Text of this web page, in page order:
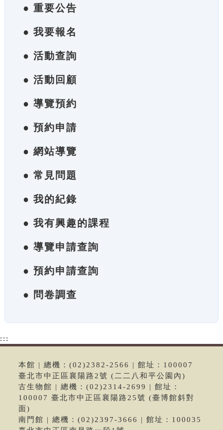
● 重要公告
● 我要報名
● 活動查詢
● 活動回顧
● 導覽預約
● 預約申請
● 網站導覽
● 常見問題
● 我的紀錄
● 我有興趣的課程
● 導覽申請查詢
● 預約申請查詢
● 問卷調查
:::
本館 | 總機：(02)2382-2566 | 館址：100007
臺北市中正區襄陽路2號 (二二八和平公園內)
古生物館 | 總機：(02)2314-2699 | 館址：
100007 臺北市中正區襄陽路25號 (臺博館斜對
面)
南門館 | 總機：(02)2397-3666 | 館址：100035